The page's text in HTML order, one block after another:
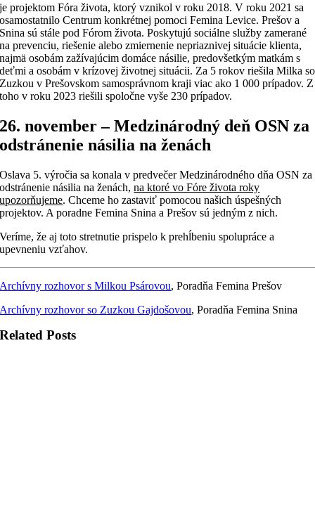
je projektom Fóra života, ktorý vznikol v roku 2018. V roku 2021 sa
osamostatnilo Centrum konkrétnej pomoci Femina Levice. Prešov a
Snina sú stále pod Fórom života. Poskytujú sociálne služby zamerané
na prevenciu, riešenie alebo zmiernenie nepriaznivej situácie klienta,
najmä osobám zažívajúcim domáce násilie, predovšetkým matkám s
deťmi a osobám v krízovej životnej situácii. Za 5 rokov riešila Milka so
Zuzkou v Prešovskom samosprávnom kraji viac ako 1 000 prípadov. Z
toho v roku 2023 riešili spoločne vyše 230 prípadov.
26. november – Medzinárodný deň OSN za
odstránenie násilia na ženách
Oslava 5. výročia sa konala v predvečer Medzinárodného dňa OSN za
odstránenie násilia na ženách,na ktoré vo Fóre života roky
upozorňujeme. Chceme ho zastaviť pomocou našich úspešných
projektov. A poradne Femina Snina a Prešov sú jedným z nich.
Veríme, že aj toto stretnutie prispelo k prehĺbeniu spolupráce a
upevneniu vzťahov.
Archívny rozhovor s Milkou Psárovou, Poradňa Femina Prešov
Archívny rozhovor so Zuzkou Gajdošovou, Poradňa Femina Snina
Related Posts